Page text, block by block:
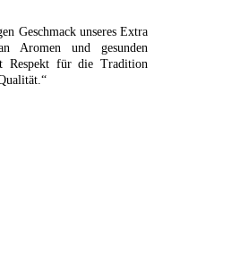
Geschmack unseres Extra
Aromen und gesunden
Respekt für die Tradition